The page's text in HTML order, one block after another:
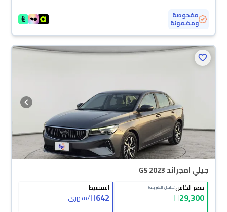
مفحوصة
ومضمونة
محجوزة
جيلي امجراند GS 2023
سعر الكاش(شامل الضريبة)
29,300
التقسيط
642
/شهري